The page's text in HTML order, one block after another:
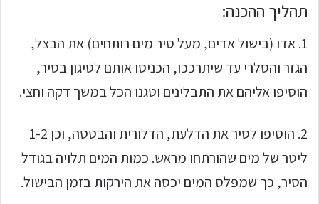
תהליך ההכנה:
1. אדו (בישול אדים, מעל סיר מים רותחים) את הבצל,
הגזר והסלרי עד שיתרככו, הכניסו אותם לטיגון בסיר,
הוסיפו אליהם את התבלינים וטגנו הכל במשך דקה וחצי.
2. הוסיפו לסיר את הדלעת, הדלורית והבטטה, וכן 1-2
ליטר של מים שהורתחו מראש. כמות המים תלויה בגודל
הסיר, כך שמפלס המים יכסה את הירקות בזמן הבישול.